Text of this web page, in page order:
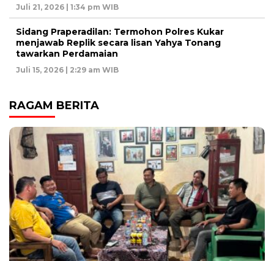
Juli 21, 2026 | 1:34 pm WIB
Sidang Praperadilan: Termohon Polres Kukar
menjawab Replik secara lisan Yahya Tonang
tawarkan Perdamaian
Juli 15, 2026 | 2:29 am WIB
RAGAM BERITA